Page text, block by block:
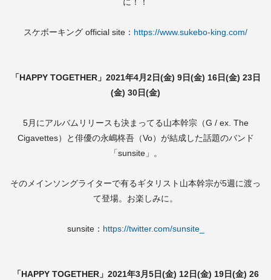
に！！
スケボーキング official site： https://www.sukebo-king.com/
「HAPPY TOGETHER」2021年4月2日(金) 9日(金) 16日(金) 23日
(金) 30日(金)
5月にアルバムリリースも決まってる山本幹宗（G / ex. The
Cigavettes）と俳優の永嶋柊吾（Vo）が結成した話題のバンド
「sunsite」。
そのメインソングライターで有るギタリスト山本幹宗が5週に渡っ
て登場。お楽しみに。
sunsite： https://twitter.com/sunsite_
「HAPPY TOGETHER」2021年3月5日(金) 12日(金) 19日(金) 26